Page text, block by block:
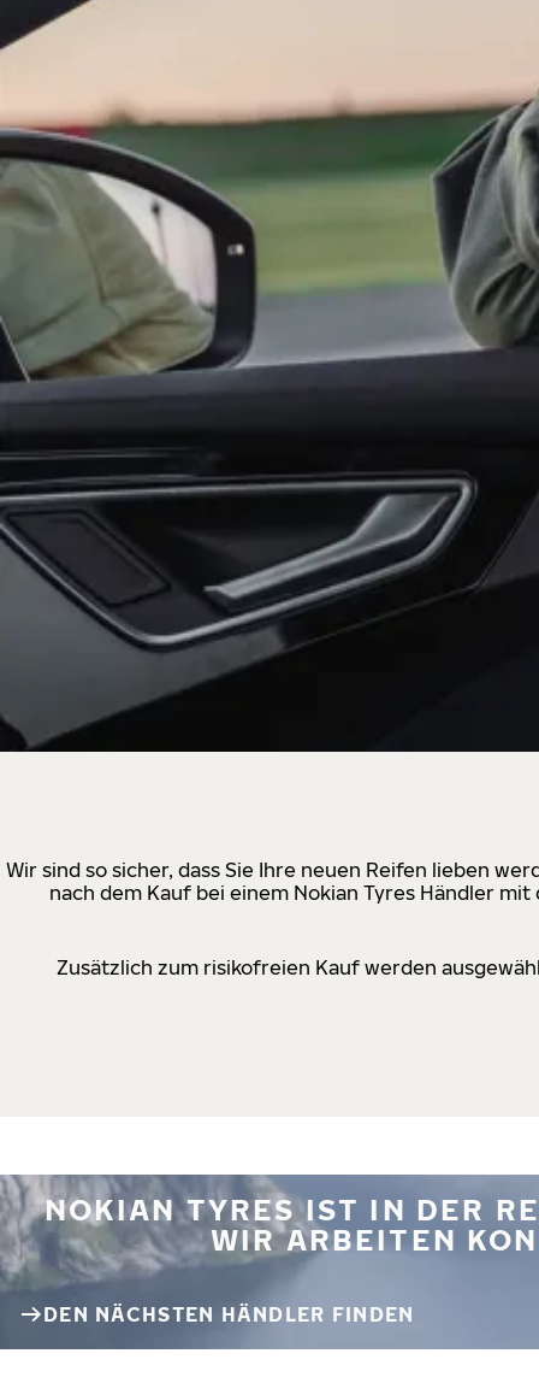
Wir sind so sicher, dass Sie Ihre neuen Reifen lieben
nach dem Kauf bei einem Nokian Tyres Händler
Zusätzlich zum risikofreien Kauf werden
NOKIAN TYRES IST IN DER
WIR ARBEITEN
DEN NÄCHSTEN HÄNDLER FINDEN